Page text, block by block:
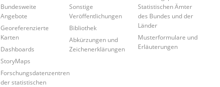
Bundesweite
Angebote
Georeferenzierte
Karten
Dashboards
StoryMaps
Forschungsdatenzentren
der statistischen
Sonstige
Veröffentlichungen
Bibliothek
Abkürzungen und
Zeichenerklärungen
Statistischen Ämter
des Bundes und der
Länder
Musterformulare und
Erläuterungen